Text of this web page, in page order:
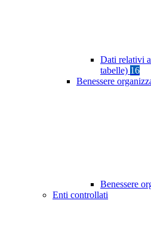
Dati relativi
tabelle) 16
Benessere
Benessere
Enti controllati